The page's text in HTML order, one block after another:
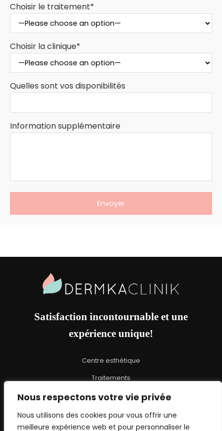
Nous respectons votre vie privée
Nous utilisons des cookies pour vous offrir une
meilleure expérience web et pour personnaliser le
Choisir le traitement*
Choisir la clinique*
Quelles sont vos disponibilités
Information supplémentaire
Footer
Satisfaction incontournable et une
expérience unique!
Centre esthétique
Traitements
Promotions
À propos